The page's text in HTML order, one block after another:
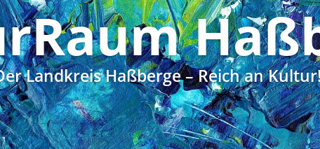
Landkreis Haßberge – Reich an